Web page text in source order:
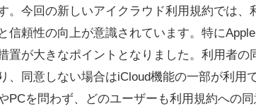
。今回の新しいアイクラウド利用規約では、
信頼性の向上が意識されています。特に
置が大きなポイントとなりました。利用者の
、同意しない場合はiCloud機能の一部が利用
PCを問わず、どのユーザーも利用規約への